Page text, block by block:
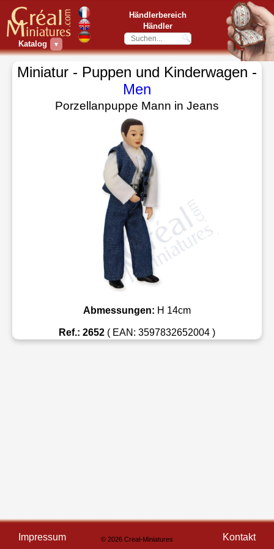
Katalog ▼
Händlerbereich
Händler
Miniatur - Puppen und Kinderwagen -
Men
Porzellanpuppe Mann in Jeans
Abmessungen: H 14cm
Ref.: 2652 ( EAN: 3597832652004 )
Impressum © 2026 Creal-Miniatures Kontakt